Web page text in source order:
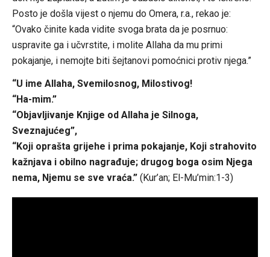
Posto je došla vijest o njemu do Omera, r.a., rekao je:
“Ovako činite kada vidite svoga brata da je posrnuo:
uspravite ga i učvrstite, i molite Allaha da mu primi
pokajanje, i nemojte biti šejtanovi pomoćnici protiv njega.”
“U ime Allaha, Svemilosnog, Milostivog!
“Ha-mim.”
“Objavljivanje Knjige od Allaha je Silnoga,
Sveznajućeg”,
“Koji oprašta grijehe i prima pokajanje, Koji strahovito
kažnjava i obilno nagrađuje; drugog boga osim Njega
nema, Njemu se sve vraća.”(Kur’an; El-Mu’min:1-3)